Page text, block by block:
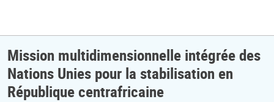
Mission multidimensionnelle intégrée des
Nations Unies pour la stabilisation en
République centrafricaine